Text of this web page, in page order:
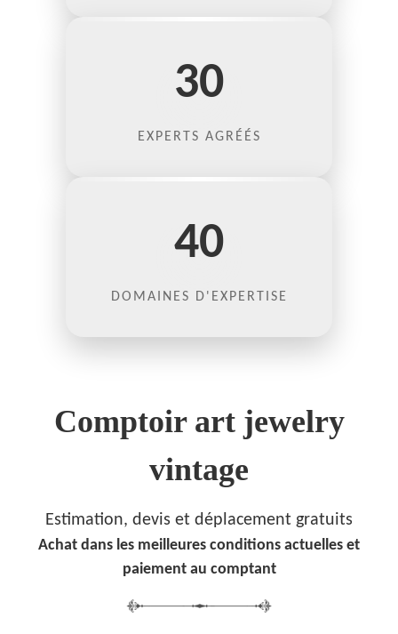
30
EXPERTS AGRÉÉS
40
DOMAINES D'EXPERTISE
Comptoir art jewelry
vintage
Estimation, devis et déplacement gratuits
Achat dans les meilleures conditions actuelles et
paiement au comptant